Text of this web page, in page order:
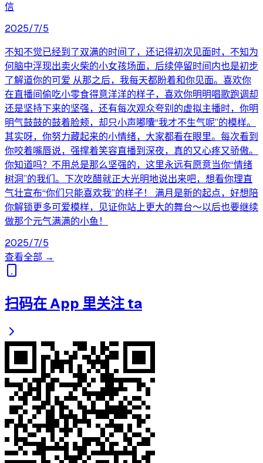
信
2025/7/5
不知不觉已经到了双满的时间了，还记得初次见面时，不知为
何脑中浮现出卖火柴的小女孩场面，后续停留时间内也是初步
了解道你的可爱 从那之后，我每天都盼着和你见面。喜欢你
在直播间偷吃小零食得意洋洋的样子，喜欢你明明唱歌跑调却
还是坚持下来的坚强，还有每次观众夸别的虚拟主播时，你明
明气鼓鼓的鼓着脸颊，却只小声嘟囔“我才不生气呢”的模样。
其实呀，你努力藏起来的小情绪，大家都看在眼里。每次看到
你咬着嘴唇说，强撑着笑容直播到深夜，真的又心疼又骄傲。
你知道吗？不用总是那么坚强的，这里永远有愿意当你“情绪
树洞”的我们。下次吃醋就正大光明地说出来吧，想看你理直
气壮宣布“你们只能喜欢我”的样子！ 满月是新的起点，好想陪
你解锁更多可爱模样，见证你站上更大的舞台～以后也要继续
做那个元气满满的小鱼！
2025/7/5
查看全部 →
扫码在 App 里关注 ta